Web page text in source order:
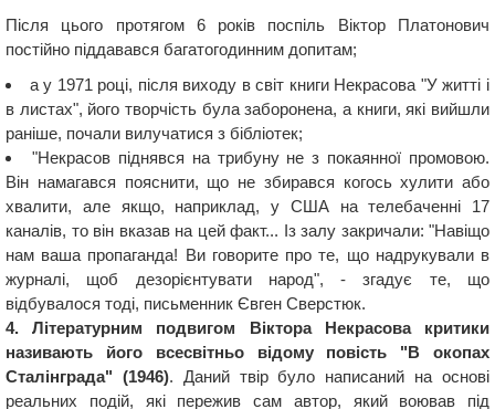
Після цього протягом 6 років поспіль Віктор Платонович
постійно піддавався багатогодинним допитам;
а у 1971 році, після виходу в світ книги Некрасова "У житті і
в листах", його творчість була заборонена, а книги, які вийшли
раніше, почали вилучатися з бібліотек;
"Некрасов піднявся на трибуну не з покаянної промовою.
Він намагався пояснити, що не збирався когось хулити або
хвалити, але якщо, наприклад, у США на телебаченні 17
каналів, то він вказав на цей факт... Із залу закричали: "Навіщо
нам ваша пропаганда! Ви говорите про те, що надрукували в
журналі, щоб дезорієнтувати народ", - згадує те, що
відбувалося тоді, письменник Євген Сверстюк.
4. Літературним подвигом Віктора Некрасова критики
називають його всесвітньо відому повість "В окопах
Сталінграда" (1946). Даний твір було написаний на основі
реальних подій, які пережив сам автор, який воював під